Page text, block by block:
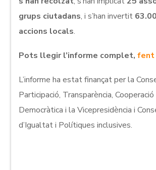
grups ciutadans, i s’han invertit
accions locals.
Pots llegir l’informe complet,fent
L’informe ha estat finançat per la
Participació, Transparència,
Democràtica i la Vicepresidència i
d’Igualtat i Polítiques inclusives.